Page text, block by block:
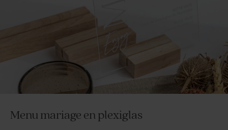
Menu mariage en plexiglas